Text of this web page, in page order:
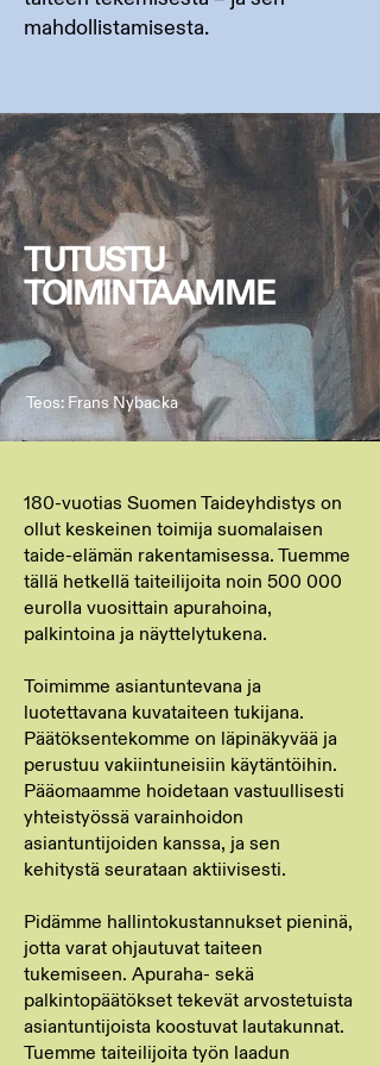
mahdollistamisesta.
TUTUSTU
TOIMINTAAMME
Teos: Frans Nybacka
180-vuotias Suomen Taideyhdistys on
ollut keskeinen toimija suomalaisen
taide-elämän rakentamisessa. Tuemme
tällä hetkellä taiteilijoita noin 500 000
eurolla vuosittain apurahoina,
palkintoina ja näyttelytukena.
Toimimme asiantuntevana ja
luotettavana kuvataiteen tukijana.
Päätöksentekomme on läpinäkyvää ja
perustuu vakiintuneisiin käytäntöihin.
Pääomaamme hoidetaan vastuullisesti
yhteistyössä varainhoidon
asiantuntijoiden kanssa, ja sen
kehitystä seurataan aktiivisesti.
Pidämme hallintokustannukset pieninä,
jotta varat ohjautuvat taiteen
tukemiseen. Apuraha- sekä
palkintopäätökset tekevät arvostetuista
asiantuntijoista koostuvat lautakunnat.
Tuemme taiteilijoita työn laadun